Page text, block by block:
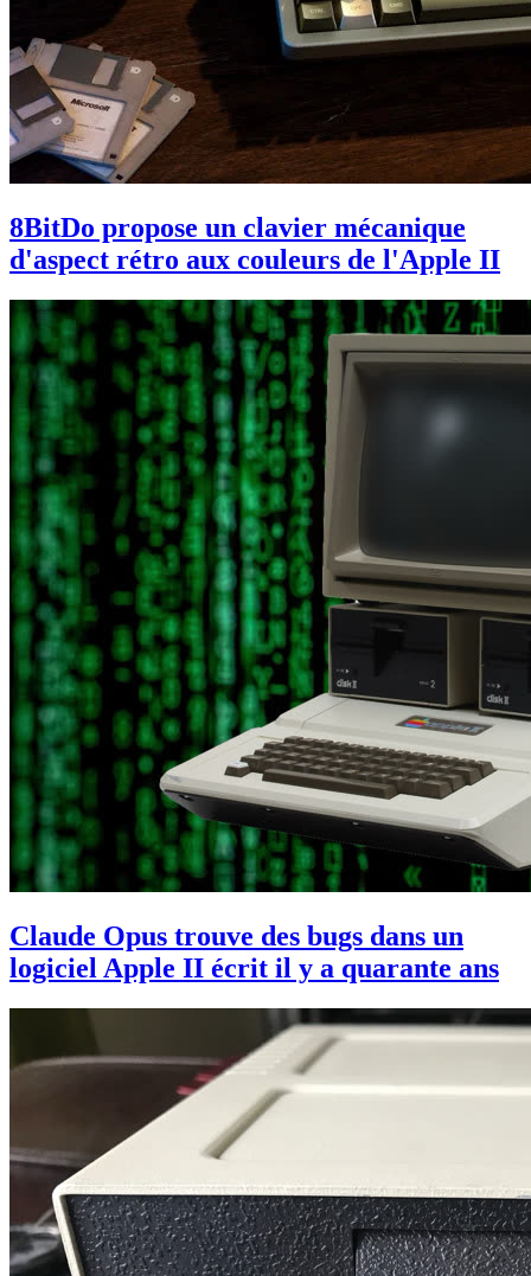
8BitDo propose un clavier mécanique
d'aspect rétro aux couleurs de l'Apple II
Claude Opus trouve des bugs dans un
logiciel Apple II écrit il y a quarante ans